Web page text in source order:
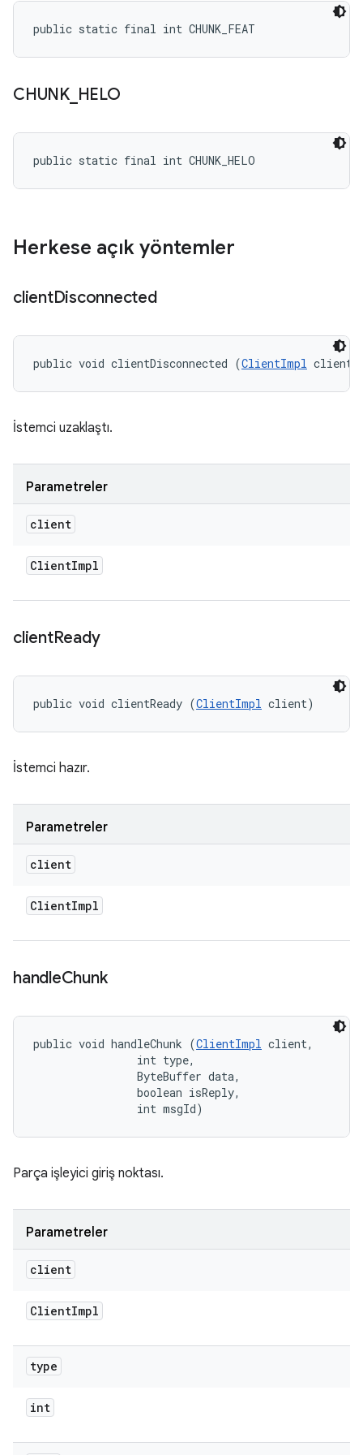
public static final int CHUNK_FEAT
CHUNK_ HELO
public static final int CHUNK_HELO
Herkese açık yöntemler
clientDisconnected
public void clientDisconnected (ClientImpl client)
İstemci uzaklaştı.
Parametreler
client
ClientImpl
clientReady
public void clientReady (ClientImpl client)
İstemci hazır.
Parametreler
client
ClientImpl
handleChunk
public void handleChunk (ClientImpl client,
                int type,
                ByteBuffer data,
                boolean isReply,
                int msgId)
Parça işleyici giriş noktası.
Parametreler
client
ClientImpl
type
int